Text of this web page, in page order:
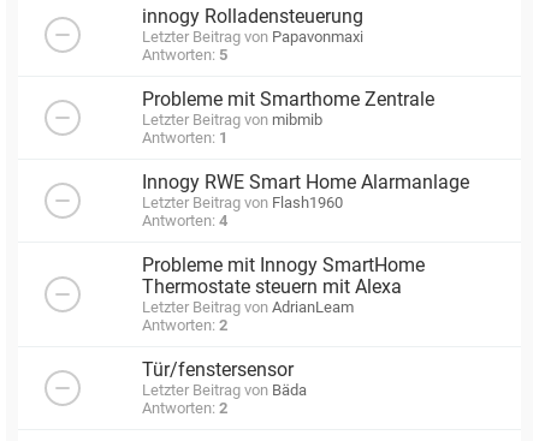
innogy Rolladensteuerung
Letzter Beitrag von Papavonmaxi
Antworten: 5
Probleme mit Smarthome Zentrale
Letzter Beitrag von mibmib
Antworten: 1
Innogy RWE Smart Home Alarmanlage
Letzter Beitrag von Flash1960
Antworten: 4
Probleme mit Innogy SmartHome
Thermostate steuern mit Alexa
Letzter Beitrag von AdrianLeam
Antworten: 2
Tür/fenstersensor
Letzter Beitrag von Bäda
Antworten: 2